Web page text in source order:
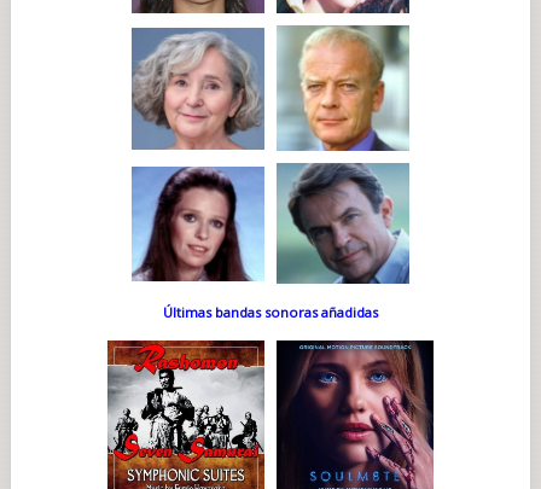
Últimas bandas sonoras añadidas